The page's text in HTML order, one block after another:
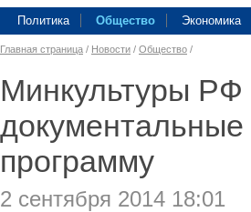
Политика Общество Экономика
Главная страница / Новости / Общество /
Минкультуры РФ
программу
2 сентября 2014 18:01